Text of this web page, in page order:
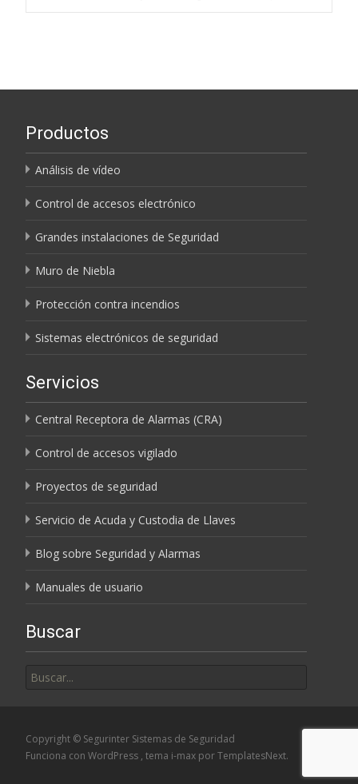
Productos
Análisis de vídeo
Control de accesos electrónico
Grandes instalaciones de Seguridad
Muro de Niebla
Protección contra incendios
Sistemas electrónicos de seguridad
Servicios
Central Receptora de Alarmas (CRA)
Control de accesos vigilado
Proyectos de seguridad
Servicio de Acuda y Custodia de Llaves
Blog sobre Seguridad y Alarmas
Manuales de usuario
Buscar
por:
Copyright © Segurinter Sistemas de Seguridad
Funciona con WordPress , tema i-max por TemplatesNext.